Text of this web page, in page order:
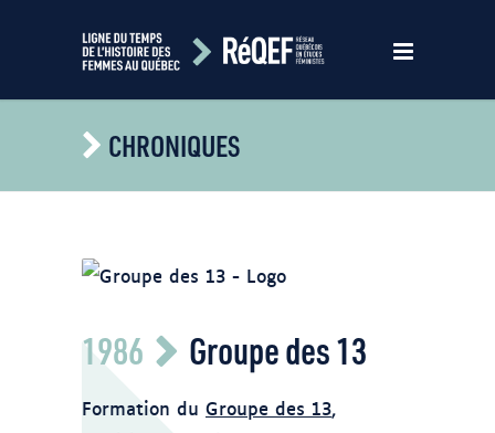
CHRONIQUES
1986 Groupe des 13
Formation du Groupe des 13,